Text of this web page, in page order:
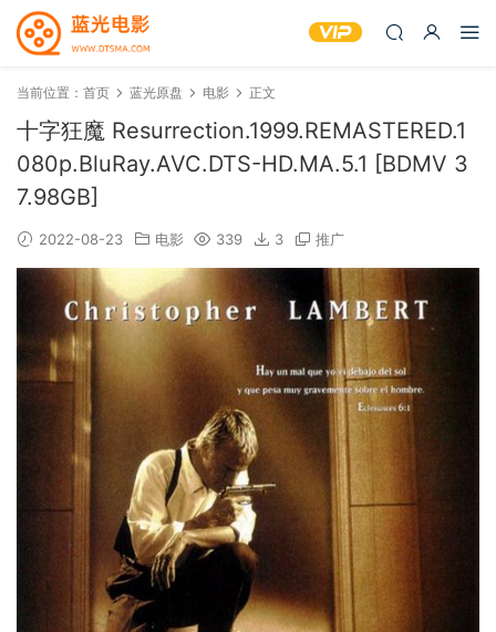
当前位置： 首页 蓝光原盘 电影 正文
十字狂魔 Resurrection.1999.REMASTERED.1
080p.BluRay.AVC.DTS-HD.MA.5.1 [BDMV 3
7.98GB]
2022-08-23 电影 339 3 推广